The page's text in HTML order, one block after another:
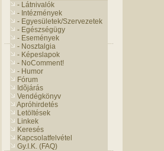
- Látnivalók
- Intézmények
- Egyesületek/Szervezetek
- Egészségügy
- Események
- Nosztalgia
- Képeslapok
- NoComment!
- Humor
Fórum
Idõjárás
Vendégkönyv
Apróhirdetés
Letöltések
Linkek
Keresés
Kapcsolatfelvétel
Gy.I.K. (FAQ)